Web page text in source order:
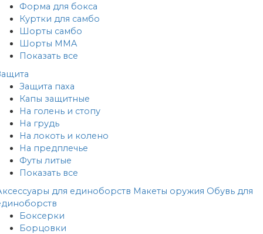
Форма для бокса
Куртки для самбо
Шорты самбо
Шорты MMA
Показать все
Защита паха
Капы защитные
На голень и стопу
На грудь
На локоть и колено
На предплечье
Футы литые
Показать все
для единоборств Макеты оружия Обувь для
Боксерки
Борцовки